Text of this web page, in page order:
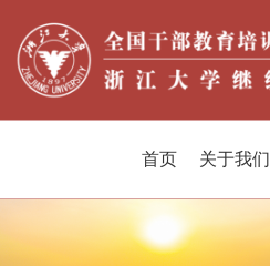
首页 关于我们